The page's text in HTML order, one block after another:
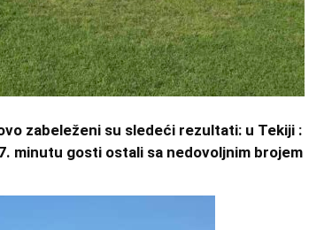
zabeleženi su sledeći rezultati: u Tekiji :
minutu gosti ostali sa nedovoljnim brojem